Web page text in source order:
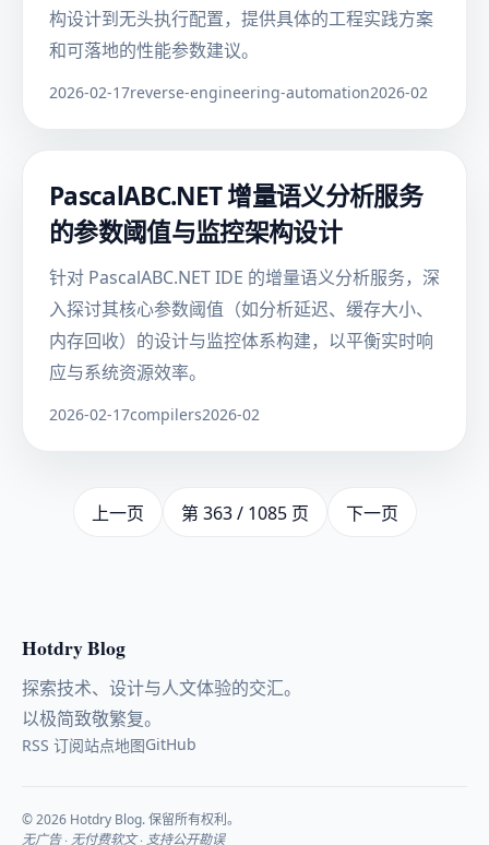
构设计到无头执行配置，提供具体的工程实践方案
和可落地的性能参数建议。
2026-02-17reverse-engineering-automation2026-02
PascalABC.NET 增量语义分析服务
的参数阈值与监控架构设计
针对 PascalABC.NET IDE 的增量语义分析服务，深
入探讨其核心参数阈值（如分析延迟、缓存大小、
内存回收）的设计与监控体系构建，以平衡实时响
应与系统资源效率。
2026-02-17compilers2026-02
上一页 第 363 / 1085 页 下一页
Hotdry Blog
探索技术、设计与人文体验的交汇。
以极简致敬繁复。
RSS 订阅站点地图GitHub
© 2026 Hotdry Blog. 保留所有权利。
无广告 · 无付费软文 · 支持公开勘误